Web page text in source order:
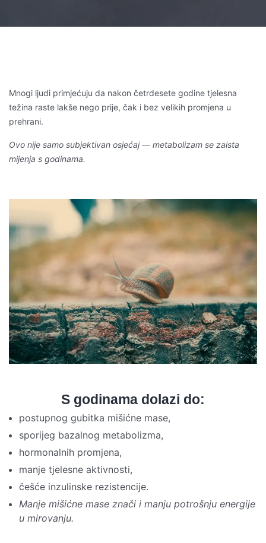
Mnogi ljudi primjećuju da nakon četrdesete godine tjelesna
težina raste lakše nego prije, čak i bez velikih promjena u
prehrani.
Ovo nije samo subjektivan osjećaj — metabolizam se zaista
mijenja s godinama.
S godinama dolazi do:
postupnog gubitka mišićne mase,
sporijeg bazalnog metabolizma,
hormonalnih promjena,
manje tjelesne aktivnosti,
češće inzulinske rezistencije.
Manje mišićne mase znači i manju potrošnju energije
u mirovanju.